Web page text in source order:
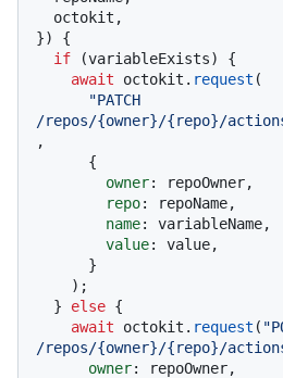
}) {
if (variableExists) {
await octokit. request (
"PATCH
/repos/{owner}/{repo}/
,
owner: repoOwner,
repo: repoName,
name: variableName,
value: value,
  }
else {
await octokit. request (
/repos/{owner}/{repo}/
owner: repoOwner,